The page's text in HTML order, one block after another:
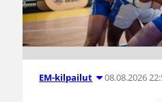
EM-kilpailut 08.08.2026